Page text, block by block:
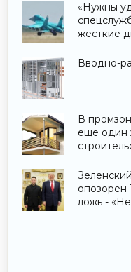
«Нужны
жесткие
Вводно-
В
еще один
опозорен
ложь -